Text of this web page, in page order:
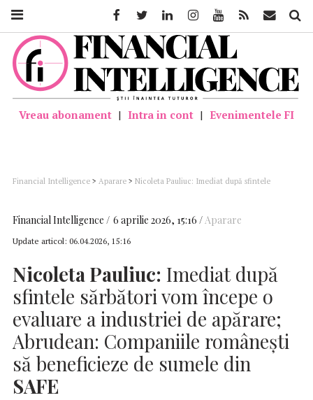
Vreau abonament | Intra in cont | Evenimentele FI
Financial Intelligence > Aparare > Nicoleta Pauliuc: Imediat după sfintele
Financial Intelligence 6 aprilie 2026, 15:16 Aparare
Update articol: 06.04.2026, 15:16
Nicoleta Pauliuc: Imediat după
sfintele sărbători vom începe o
evaluare a industriei de apărare;
Abrudean: Companiile româneşti
să beneficieze de sumele din
SAFE
FacebookTwitter LinkedinInstagramYoutube Feed Mail